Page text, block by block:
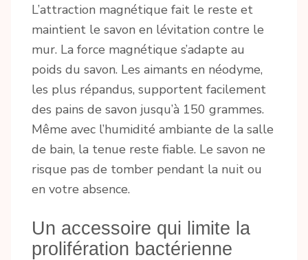
L’attraction magnétique fait le reste et
maintient le savon en lévitation contre le
mur. La force magnétique s’adapte au
poids du savon. Les aimants en néodyme,
les plus répandus, supportent facilement
des pains de savon jusqu’à 150 grammes.
Même avec l’humidité ambiante de la salle
de bain, la tenue reste fiable. Le savon ne
risque pas de tomber pendant la nuit ou
en votre absence.
Un accessoire qui limite la
prolifération bactérienne